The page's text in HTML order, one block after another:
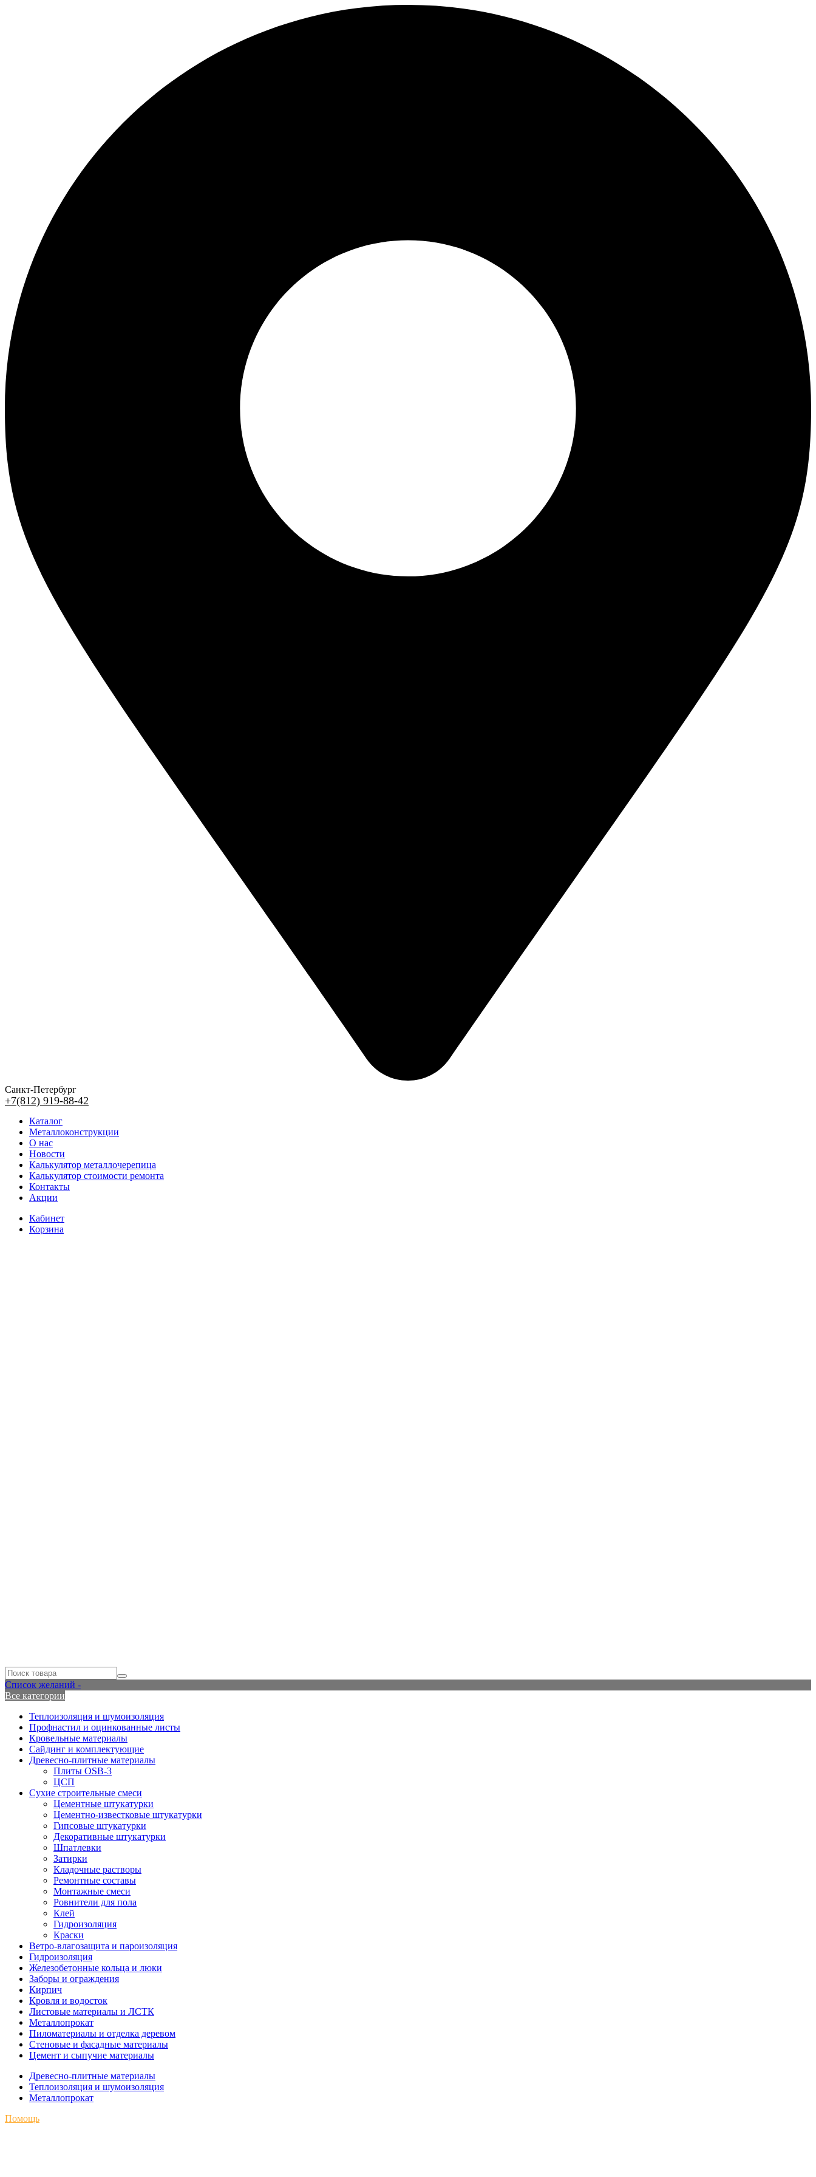
Санкт-Петербург
+7(812) 919-88-42
Каталог
Металлоконструкции
О нас
Новости
Калькулятор металлочерепица
Калькулятор стоимости ремонта
Контакты
Акции
Кабинет
Корзина
Список желаний -
Все категории
Теплоизоляция и шумоизоляция
Профнастил и оцинкованные листы
Кровельные материалы
Сайдинг и комплектующие
Древесно-плитные материалы
Плиты OSB-3
ЦСП
Сухие строительные смеси
Цементные штукатурки
Цементно-известковые штукатурки
Гипсовые штукатурки
Декоративные штукатурки
Шпатлевки
Затирки
Кладочные растворы
Ремонтные составы
Монтажные смеси
Ровнители для пола
Клей
Гидроизоляция
Краски
Ветро-влагозащита и пароизоляция
Гидроизоляция
Железобетонные кольца и люки
Заборы и ограждения
Кирпич
Кровля и водосток
Листовые материалы и ЛСТК
Металлопрокат
Пиломатериалы и отделка деревом
Стеновые и фасадные материалы
Цемент и сыпучие материалы
Древесно-плитные материалы
Теплоизоляция и шумоизоляция
Металлопрокат
Помощь